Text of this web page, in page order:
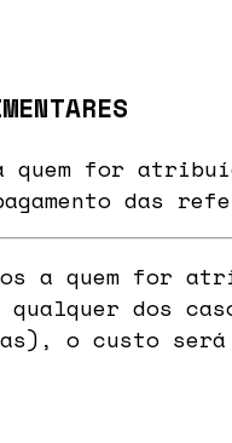
quem for
das
a quem for
qualquer dos
o custo